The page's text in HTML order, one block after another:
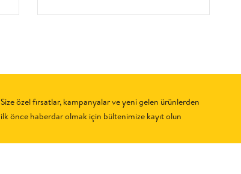
Size özel fırsatlar, kampanyalar ve yeni gelen ürünlerden
ilk önce haberdar olmak için bültenimize kayıt olun